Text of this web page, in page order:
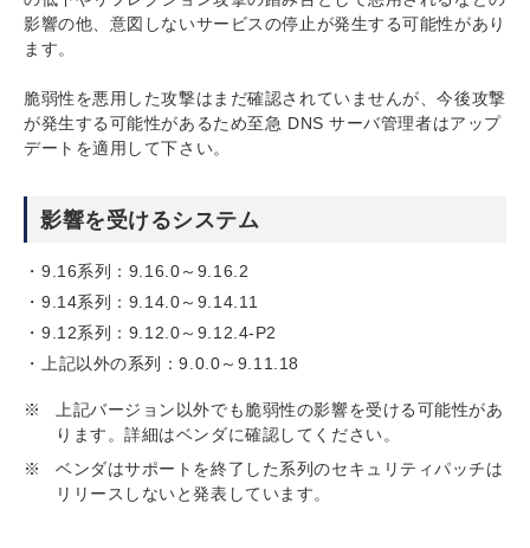
影響の他、意図しないサービスの停止が発生する可能性があり
ます。
脆弱性を悪用した攻撃はまだ確認されていませんが、今後攻撃
が発生する可能性があるため至急 DNS サーバ管理者はアップ
デートを適用して下さい。
影響を受けるシステム
9.16系列：9.16.0～9.16.2
9.14系列：9.14.0～9.14.11
9.12系列：9.12.0～9.12.4-P2
上記以外の系列：9.0.0～9.11.18
※
上記バージョン以外でも脆弱性の影響を受ける可能性があ
ります。詳細はベンダに確認してください。
※
ベンダはサポートを終了した系列のセキュリティパッチは
リリースしないと発表しています。